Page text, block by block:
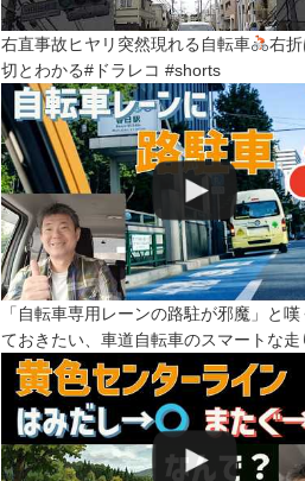
右直事故ヒヤリ突然現れる自転車
右
切とわかる#ドラレコ #shorts
「自転車専用レーンの路駐が邪魔」と
ておきたい、車道自転車のスマートな走